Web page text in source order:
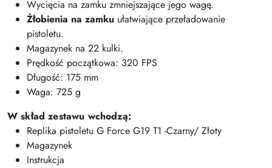
Wycięcia na zamku zmniejszające jego wagę.
Żłobienia na zamku ułatwiające przeładowanie
pistoletu.
Magazynek na 22 kulki.
Prędkość początkowa: 320 FPS
Długość: 175 mm
Waga: 725 g
W skład zestawu wchodzą:
Replika pistoletu G Force G19 T1 -Czarny/ Złoty
Magazynek
Instrukcja